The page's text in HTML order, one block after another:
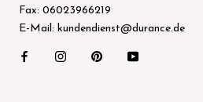
Fax: 06023966219
E-Mail: kundendienst@durance.de